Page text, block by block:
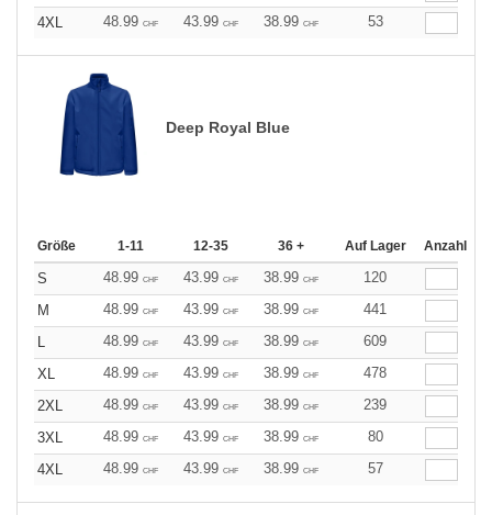
4XL
48.99 CHF 43.99 CHF 38.99 CHF 53
Deep Royal Blue
Größe 1-11 12-35 36 + Auf Lager Anzahl
S 48.99 CHF 43.99 CHF 38.99 CHF
120
M
48.99 CHF 43.99 CHF 38.99 CHF
441
L
48.99 CHF 43.99 CHF 38.99 CHF
609
XL
48.99 CHF 43.99 CHF 38.99 CHF
478
2XL
48.99 CHF 43.99 CHF 38.99 CHF
239
3XL
48.99 CHF 43.99 CHF 38.99 CHF
80
4XL
48.99 CHF 43.99 CHF 38.99 CHF 57